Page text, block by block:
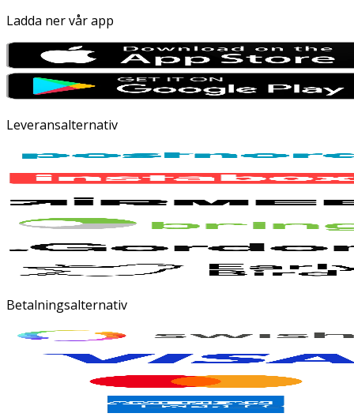
Ladda ner vår app
Leveransalternativ
Betalningsalternativ